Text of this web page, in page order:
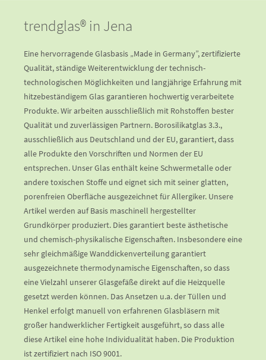
trendglas® in Jena
Eine hervorragende Glasbasis „Made in Germany”, zertifizierte
Qualität, ständige Weiterentwicklung der technisch-
technologischen Möglichkeiten und langjährige Erfahrung mit
hitzebeständigem Glas garantieren hochwertig verarbeitete
Produkte. Wir arbeiten ausschließlich mit Rohstoffen bester
Qualität und zuverlässigen Partnern. Borosilikatglas 3.3.,
ausschließlich aus Deutschland und der EU, garantiert, dass
alle Produkte den Vorschriften und Normen der EU
entsprechen. Unser Glas enthält keine Schwermetalle oder
andere toxischen Stoffe und eignet sich mit seiner glatten,
porenfreien Oberfläche ausgezeichnet für Allergiker. Unsere
Artikel werden auf Basis maschinell hergestellter
Grundkörper produziert. Dies garantiert beste ästhetische
und chemisch-physikalische Eigenschaften. Insbesondere eine
sehr gleichmäßige Wanddickenverteilung garantiert
ausgezeichnete thermodynamische Eigenschaften, so dass
eine Vielzahl unserer Glasgefäße direkt auf die Heizquelle
gesetzt werden können. Das Ansetzen u.a. der Tüllen und
Henkel erfolgt manuell von erfahrenen Glasbläsern mit
großer handwerklicher Fertigkeit ausgeführt, so dass alle
diese Artikel eine hohe Individualität haben. Die Produktion
ist zertifiziert nach ISO 9001.